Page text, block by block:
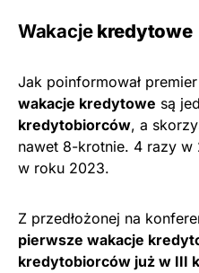
Wakacje kredytowe
Jak poinformował
wakacje kredytowe są
kredytobiorców, a
nawet 8-krotnie. 4 razy
w roku 2023.
Z przedłożonej na
pierwsze wakacje
kredytobiorców już w III